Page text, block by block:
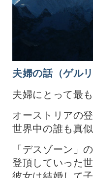
夫婦の話（ゲル
夫婦にとって最
オーストリアの
世界中の誰も真
「デスゾーン」
登頂していった